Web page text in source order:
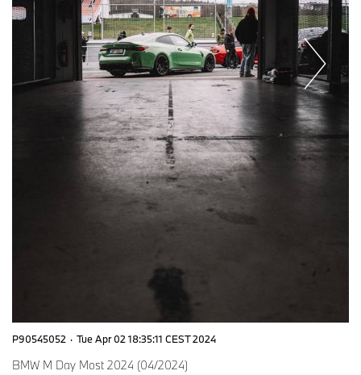
P90545052 · Tue Apr 02 18:35:11 CEST 2024
BMW M Day Most 2024 (04/2024)